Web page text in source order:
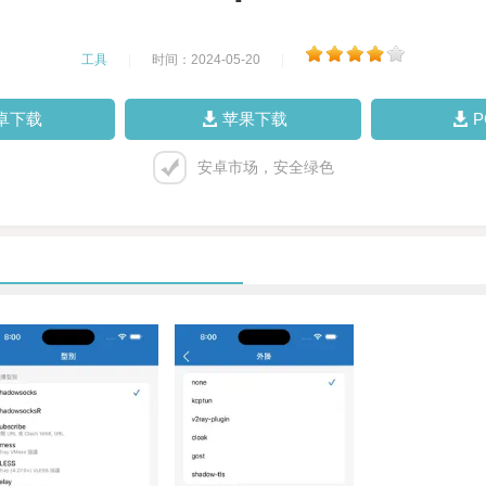
工具 时间：2024-05-20
下载 苹果下载
安卓市场，安全绿色